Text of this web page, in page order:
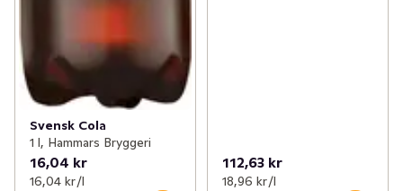
Svensk Cola
1 l, Hammars Bryggeri
16,04 kr
16,04 kr /l
112,63 kr
18,96 kr /l